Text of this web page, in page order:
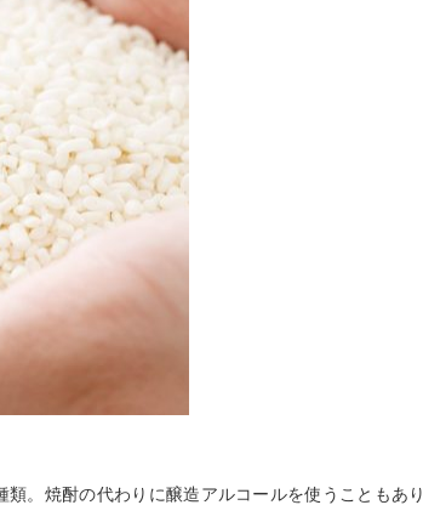
。焼酎の代わりに醸造アルコールを使うこともあり